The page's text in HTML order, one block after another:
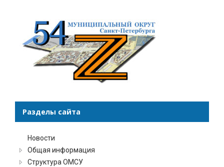
Разделы сайта
Новости
Общая информация
Структура ОМСУ